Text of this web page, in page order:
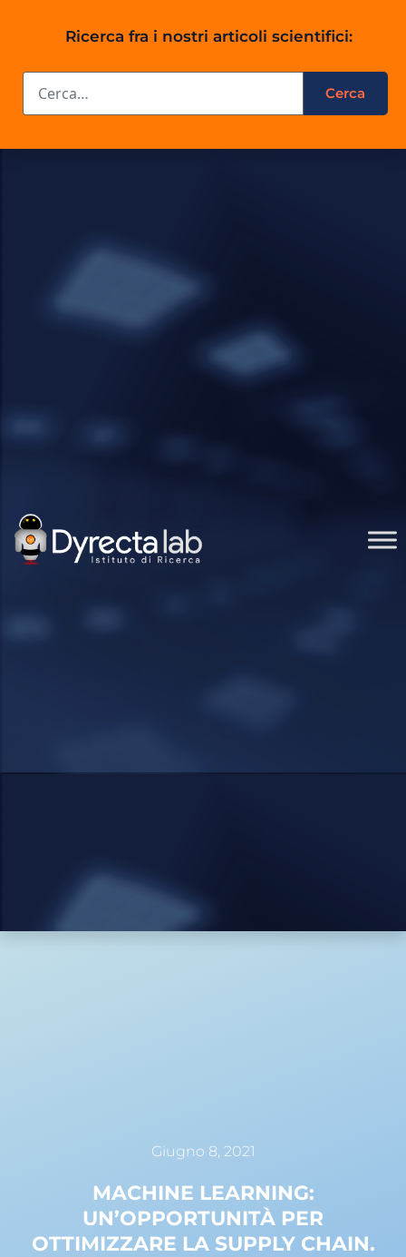
Ricerca fra i nostri articoli scientifici:
Giugno 8, 2021
MACHINE LEARNING:
UN’OPPORTUNITÀ PER
OTTIMIZZARE LA SUPPLY CHAIN.